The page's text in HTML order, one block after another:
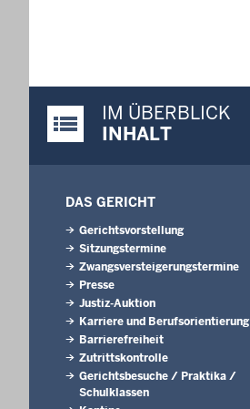
Justiz-Portal im Überblick:
IM ÜBERBLICK
INHALT
DAS GERICHT
Gerichtsvorstellung
Sitzungstermine
Zwangsversteigerungstermine
Presse
Justiz-Auktion
Karriere und Berufsorientierung
Barrierefreiheit
Zutrittskontrolle
Gerichtsbesuche / Praktika /
Schulklassen